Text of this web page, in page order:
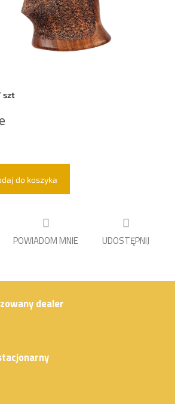
szt
do koszyka
POWIADOM MNIE UDOSTĘPNIJ
dealer